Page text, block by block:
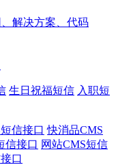
解决方案、代码
生日祝福短信 入职短
信接口 快消品CMS
信接口 网站CMS短信
口